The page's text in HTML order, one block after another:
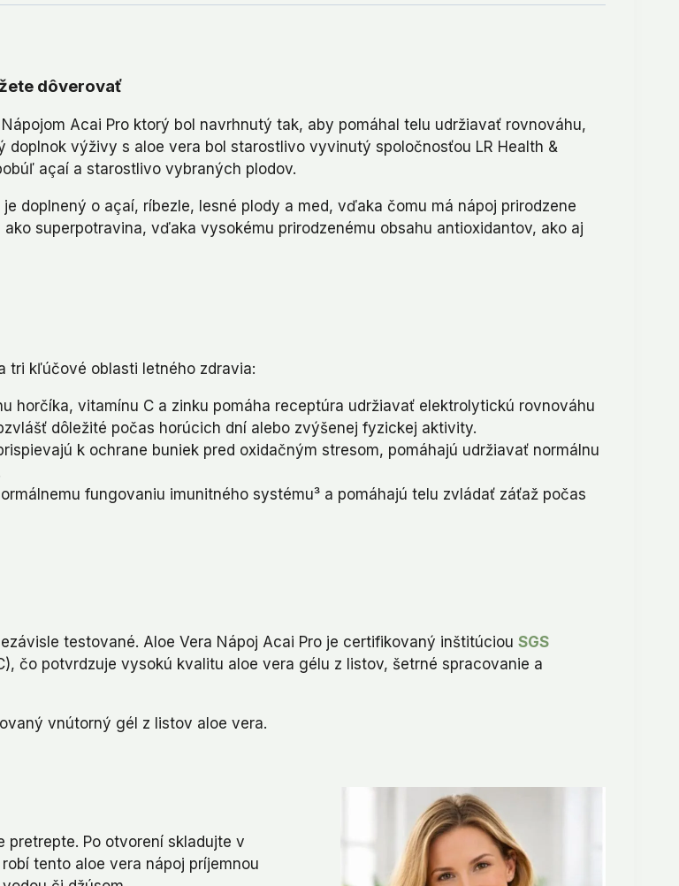
dôverovať
Acai Pro ktorý bol navrhnutý tak, aby pomáhal telu udržiavať rovnováhu,
výživy s aloe vera bol starostlivo vyvinutý spoločnosťou LR Health &
açaí a starostlivo vybraných plodov.
doplnený o açaí, ríbezle, lesné plody a med, vďaka čomu má nápoj prirodzene
superpotravina, vďaka vysokému prirodzenému obsahu antioxidantov, ako aj
tri kľúčové oblasti letného zdravia:
horčíka, vitamínu C a zinku pomáha receptúra udržiavať elektrolytickú rovnováhu
dôležité počas horúcich dní alebo zvýšenej fyzickej aktivity.
k ochrane buniek pred oxidačným stresom, pomáhajú udržiavať normálnu
fungovaniu imunitného systému³ a pomáhajú telu zvládať záťaž počas
testované. Aloe Vera Nápoj Acai Pro je certifikovaný inštitúciou SGS
čo potvrdzuje vysokú kvalitu aloe vera gélu z listov, šetrné spracovanie a
vnútorný gél z listov aloe vera.
pretrepte. Po otvorení skladujte v
tento aloe vera nápoj príjemnou